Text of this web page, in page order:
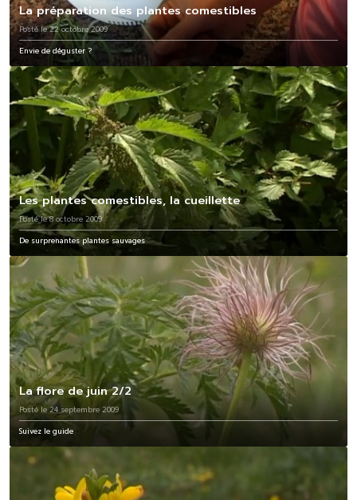
La préparation des plantes comestibles
Posté le 22 octobre 2009
Envie de déguster ?
Les plantes comestibles, la cueillette
Posté le 8 octobre 2009
De surprenantes plantes sauvages
La flore de juin 2/2
Posté le 24 septembre 2009
Suivez le guide